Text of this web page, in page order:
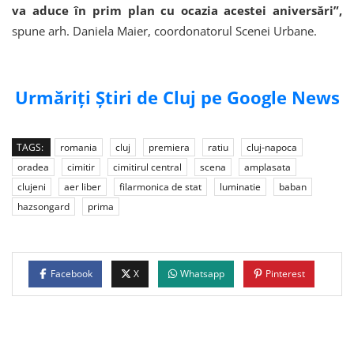
va aduce în prim plan cu ocazia acestei aniversări”,
spune arh. Daniela Maier, coordonatorul Scenei Urbane.
Urmăriți Știri de Cluj pe Google News
TAGS: romania cluj premiera ratiu
cluj-napoca
oradea
cimitir cimitirul central scena
amplasata
clujeni
aer liber filarmonica de stat luminatie
baban
hazsongard
prima
Facebook X Whatsapp Pinterest